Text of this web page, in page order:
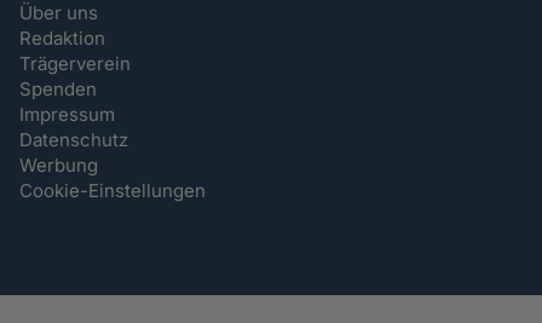
Über uns
Redaktion
Trägerverein
Spenden
Impressum
Datenschutz
Werbung
Cookie-Einstellungen